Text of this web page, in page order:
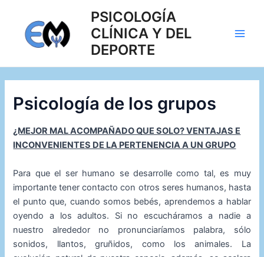
contenido
PSICOLOGÍA
CLÍNICA Y DEL
DEPORTE
Psicología de los grupos
¿MEJOR MAL ACOMPAÑADO QUE SOLO? VENTAJAS E
INCONVENIENTES DE LA PERTENENCIA A UN GRUPO
Para que el ser humano se desarrolle como tal, es muy
importante tener contacto con otros seres humanos, hasta
el punto que, cuando somos bebés, aprendemos a hablar
oyendo a los adultos. Si no escucháramos a nadie a
nuestro alrededor no pronunciaríamos palabra, sólo
sonidos, llantos, gruñidos, como los animales. La